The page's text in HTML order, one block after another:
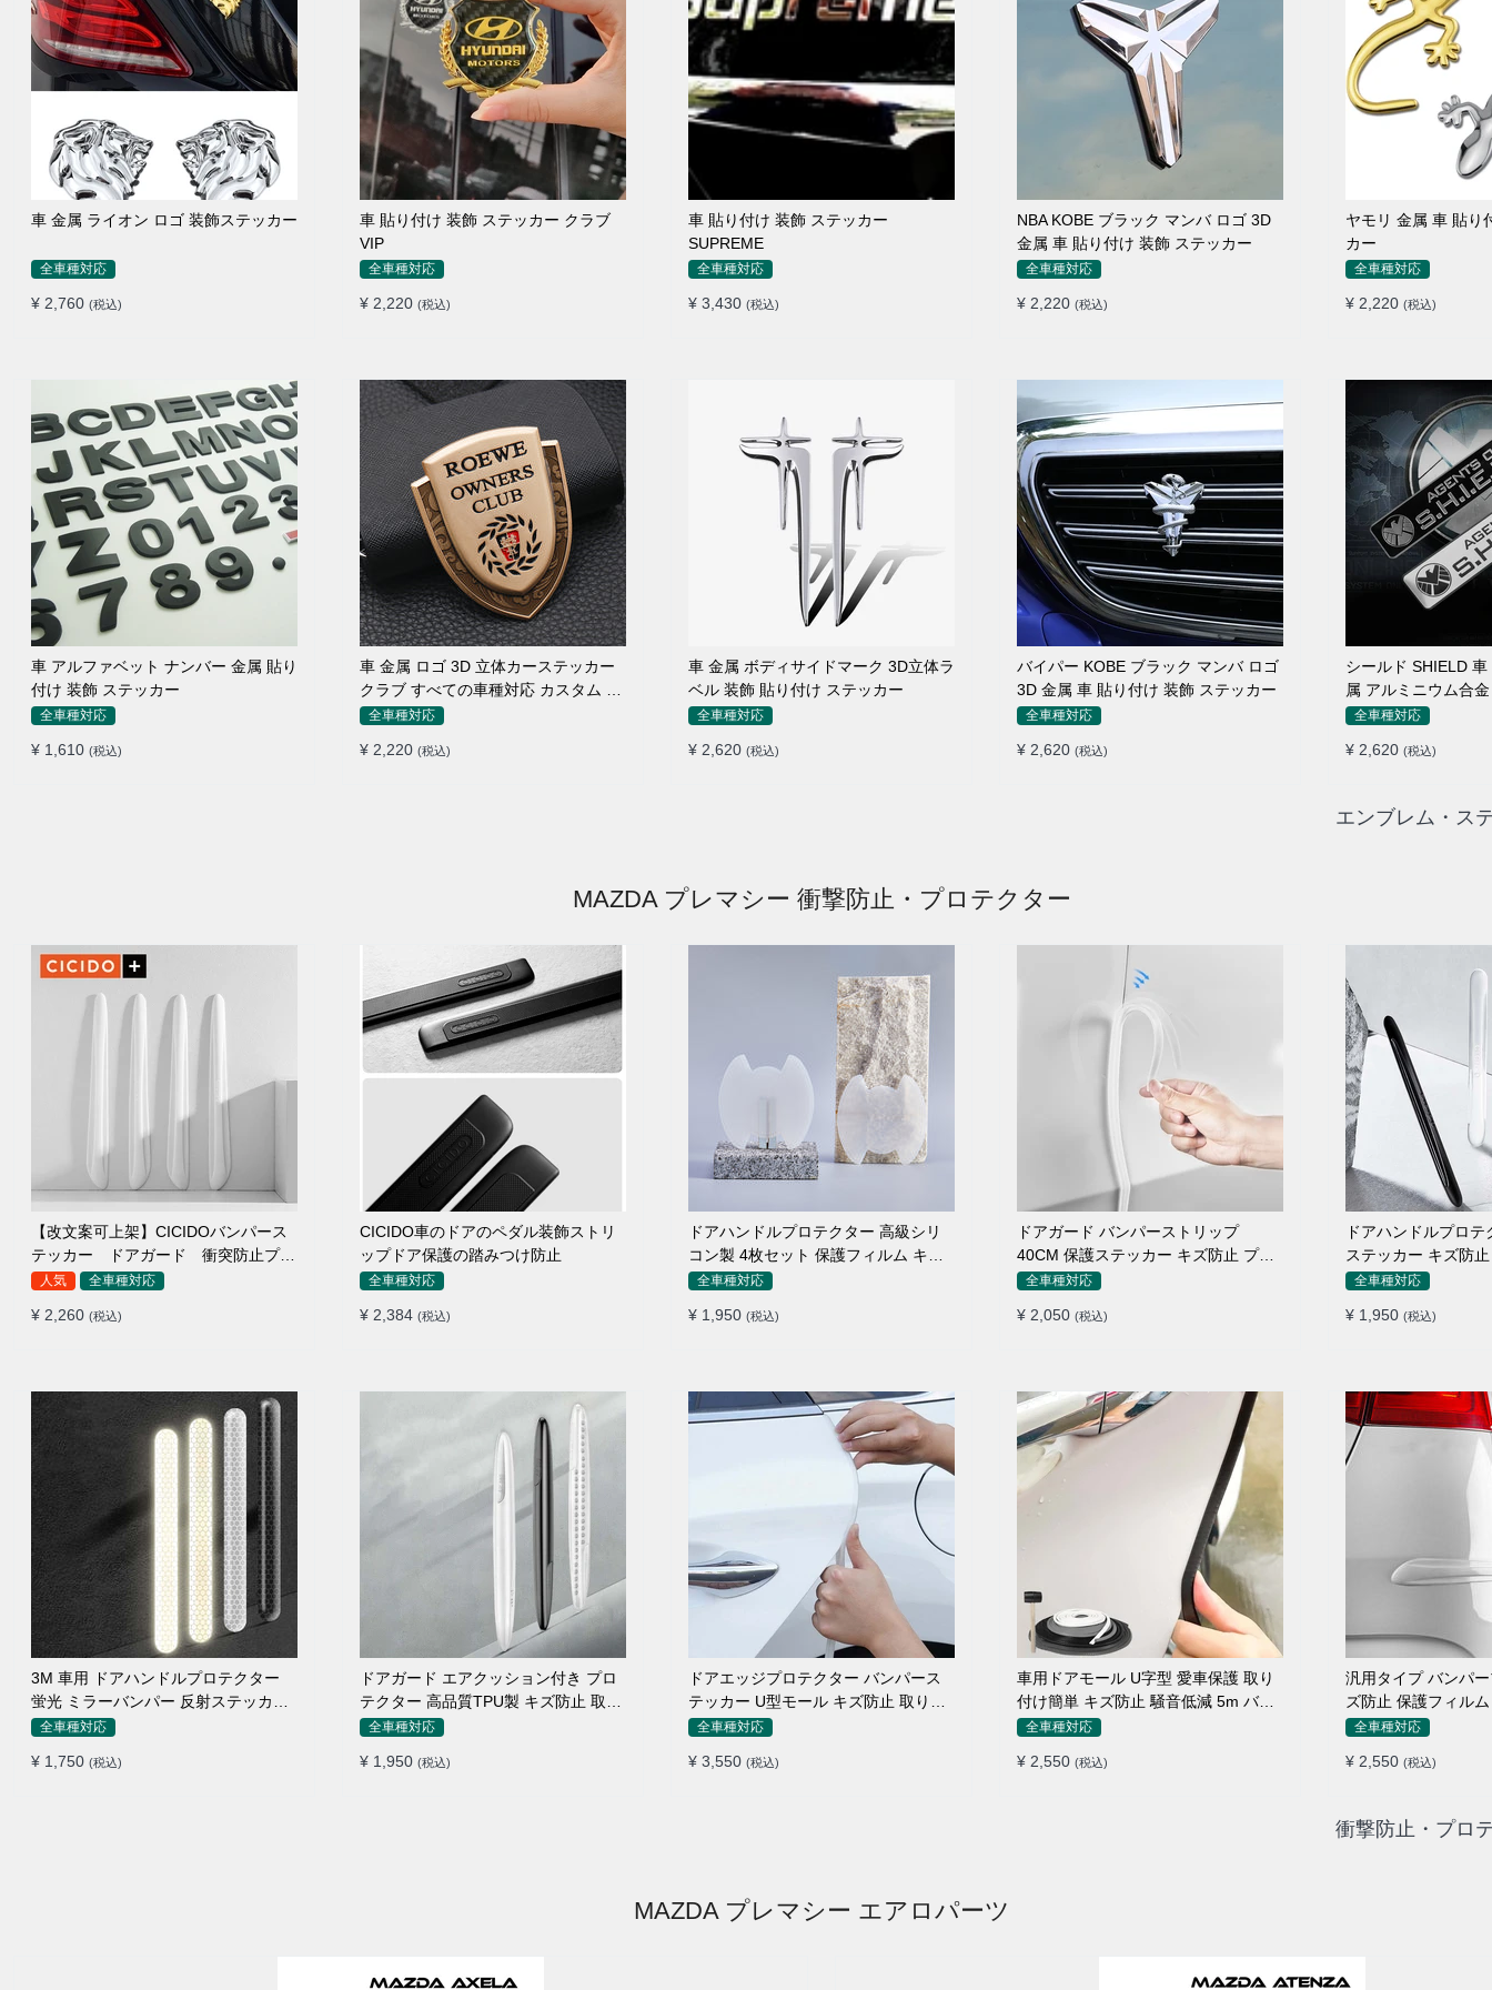
車 金属 ライオン ロゴ 装飾ステッカー
全車種対応
¥ 2,760 (税込)
車 貼り付け 装飾 ステッカー クラブ
VIP
全車種対応
¥ 2,220 (税込)
車 貼り付け 装飾 ステッカー
SUPREME
全車種対応
¥ 3,430 (税込)
NBA KOBE ブラック マンバ ロゴ 3D
金属 車 貼り付け 装飾 ステッカー
全車種対応
¥ 2,220 (税込)
ヤモリ 金属 車 貼り
カー
全車種対応
¥ 2,220 (税込)
車 アルファベット ナンバー 金属 貼り
付け 装飾 ステッカー
全車種対応
¥ 1,610 (税込)
車 金属 ロゴ 3D 立体カーステッカー
クラブ すべての車種対応 カスタム サ
イドポスト
全車種対応
¥ 2,220 (税込)
車 金属 ボディサイドマーク 3D立体ラ
ベル 装飾 貼り付け ステッカー
全車種対応
¥ 2,620 (税込)
バイパー KOBE ブラック マンバ ロゴ
3D 金属 車 貼り付け 装飾 ステッカー
全車種対応
¥ 2,620 (税込)
シールド SHIELD
属 アルミニウム合
ルージョン ステッ
全車種対応
¥ 2,620 (税込)
エンブレム・ス
MAZDA プレマシー 衝撃防止・プロテクター
【改文案可上架】CICIDOバンパース
テッカー ドアガード 衝突防止プロ
テクター 耐スクラッチ シリカゲル
人気 全車種対応
¥ 2,260 (税込)
CICIDO車のドアのペダル装飾ストリ
ップドア保護の踏みつけ防止
全車種対応
¥ 2,384 (税込)
ドアハンドルプロテクター 高級シリ
コン製 4枚セット 保護フィルム キズ
防止 全車種
全車種対応
¥ 1,950 (税込)
ドアガード バンパーストリップ
40CM 保護ステッカー キズ防止 プロ
テクターシール
全車種対応
¥ 2,050 (税込)
ドアハンドルプロ
ステッカー キズ防
枚セット
全車種対応
¥ 1,950 (税込)
3M 車用 ドアハンドルプロテクター
蛍光 ミラーバンパー 反射ステッカー
保護フィルム
全車種対応
¥ 1,750 (税込)
ドアガード エアクッション付き プロ
テクター 高品質TPU製 キズ防止 取り
付け簡単
全車種対応
¥ 1,950 (税込)
ドアエッジプロテクター バンパース
テッカー U型モール キズ防止 取り付
け簡単 騒音低減
全車種対応
¥ 3,550 (税込)
車用ドアモール U字型 愛車保護 取り
付け簡単 キズ防止 騒音低減 5m バン
パーストリップ
全車種対応
¥ 2,550 (税込)
汎用タイプ バンパ
ズ防止 保護フィル
ィット感抜群
全車種対応
¥ 2,550 (税込)
衝撃防止・プロ
MAZDA プレマシー エアロパーツ